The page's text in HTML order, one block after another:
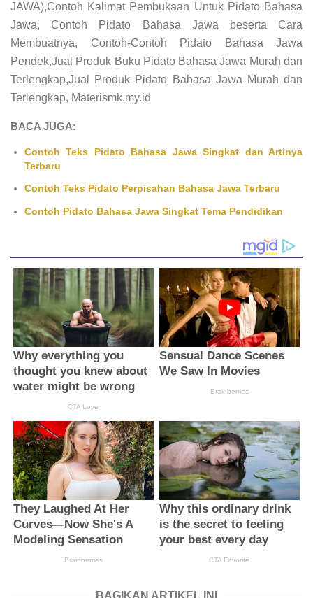
JAWA),Contoh Kalimat Pembukaan Untuk Pidato Bahasa
Jawa, Contoh Pidato Bahasa Jawa beserta Cara
Membuatnya, Contoh-Contoh Pidato Bahasa Jawa
Pendek,Jual Produk Buku Pidato Bahasa Jawa Murah dan
Terlengkap,Jual Produk Pidato Bahasa Jawa Murah dan
Terlengkap, Materismk.my.id
BACA JUGA:
Contoh Teks Pidato Bahasa Jawa Singkat dan Artinya
Terbaru
Contoh Teks Pidato Perpisahan Bahasa Jawa Terbaru
Contoh Pidato Bahasa Jawa Singkat Tema Pendidikan
BAGIKAN ARTIKEL INI